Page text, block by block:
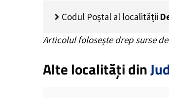
Codul Poștal al localității
Articolul folosește drep surse
Alte localități din